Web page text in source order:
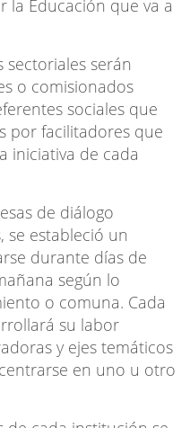
la Educación que va a
sectoriales serán
o comisionados
sociales que
por facilitadores que
iniciativa de cada
de diálogo
se estableció un
durante días de
según lo
o comuna. Cada
su labor
y ejes temáticos
en uno u otro